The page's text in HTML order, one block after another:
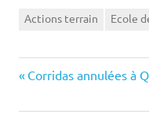
Actions terrain Ecole
Navigation
de
Previous
Corridas annulées à